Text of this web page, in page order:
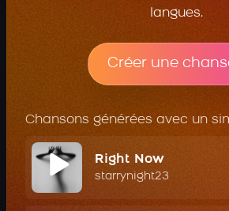
langues.
Créer une
Chansons générées avec un
Right Now
starrynight23